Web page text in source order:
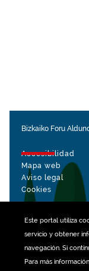
Este portal utiliza
servicio y obtener
navegación. Si
Para más
Bizkaiko Foru
Accesibilidad
Mapa web
Aviso legal
Cookies